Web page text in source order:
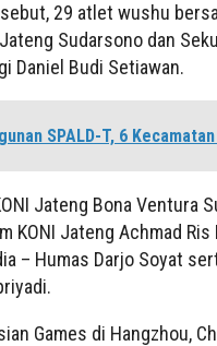
29 atlet wushu
Sudarsono dan
Daniel Budi Setiawan.
SPALD-T, 6
Jateng Bona Ventura
KONI Jateng Achmad
– Humas Darjo Soyat
Games di Hangzhou,